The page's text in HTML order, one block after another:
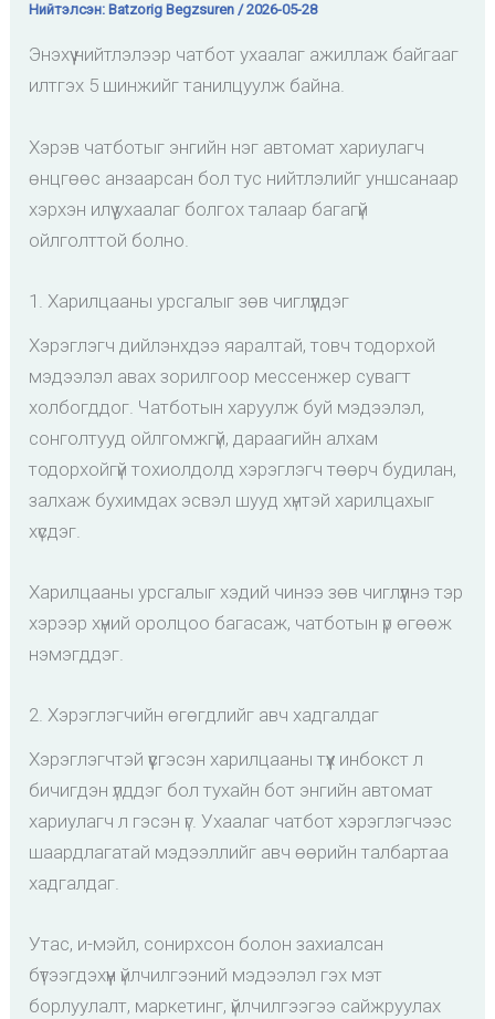
Нийтэлсэн: Batzorig Begzsuren/2026-05-28
Энэхүү нийтлэлээр чатбот ухаалаг ажиллаж байгааг
илтгэх 5 шинжийг танилцуулж байна.
Хэрэв чатботыг энгийн нэг автомат хариулагч
өнцгөөс анзаарсан бол тус нийтлэлийг уншсанаар
хэрхэн илүү ухаалаг болгох талаар багагүй
ойлголттой болно.
1. Харилцааны урсгалыг зөв чиглүүлдэг
Хэрэглэгч дийлэнхдээ яаралтай, товч тодорхой
мэдээлэл авах зорилгоор мессенжер сувагт
холбогддог. Чатботын харуулж буй мэдээлэл,
сонголтууд ойлгомжгүй, дараагийн алхам
тодорхойгүй тохиолдолд хэрэглэгч төөрч будилан,
залхаж бухимдах эсвэл шууд хүнтэй харилцахыг
хүсдэг.
Харилцааны урсгалыг хэдий чинээ зөв чиглүүлнэ тэр
хэрээр хүний оролцоо багасаж, чатботын үр өгөөж
нэмэгддэг.
2. Хэрэглэгчийн өгөгдлийг авч хадгалдаг
Хэрэглэгчтэй үүсгэсэн харилцааны түүх инбокст л
бичигдэн үлддэг бол тухайн бот энгийн автомат
хариулагч л гэсэн үг. Ухаалаг чатбот хэрэглэгчээс
шаардлагатай мэдээллийг авч өөрийн талбартаа
хадгалдаг.
Утас, и-мэйл, сонирхсон болон захиалсан
бүтээгдэхүүн үйлчилгээний мэдээлэл гэх мэт
борлуулалт, маркетинг, үйлчилгээгээ сайжруулах